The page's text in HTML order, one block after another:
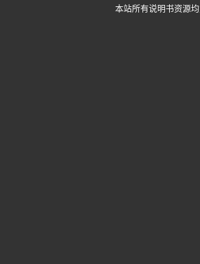
本站所有说明书资源